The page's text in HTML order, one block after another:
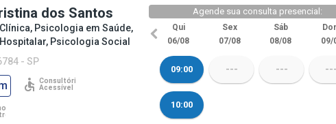
dos Santos
Psicologia em Saúde,
Psicologia Social
- SP
Agende sua consulta presencial:
Qui
06/08
Sex
07/08
Sáb
08/08
09/
09:00
10:00
--- --- ---